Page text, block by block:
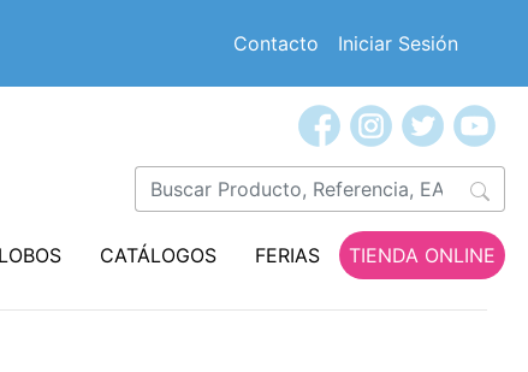
Contacto Iniciar Sesión
CATÁLOGOS FERIAS TIENDA ONLINE